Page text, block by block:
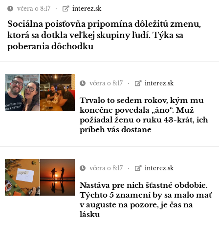
včera o 8:17 interez.sk
Sociálna poisťovňa pripomína dôležitú zmenu,
ktorá sa dotkla veľkej skupiny ľudí. Týka sa
poberania dôchodku
včera o 8:17 interez.sk
Trvalo to sedem rokov, kým mu
konečne povedala „áno“. Muž
požiadal ženu o ruku 43-krát, ich
príbeh vás dostane
včera o 8:17 interez.sk
Nastáva pre nich šťastné obdobie.
Týchto 5 znamení by sa malo mať
v auguste na pozore, je čas na
lásku